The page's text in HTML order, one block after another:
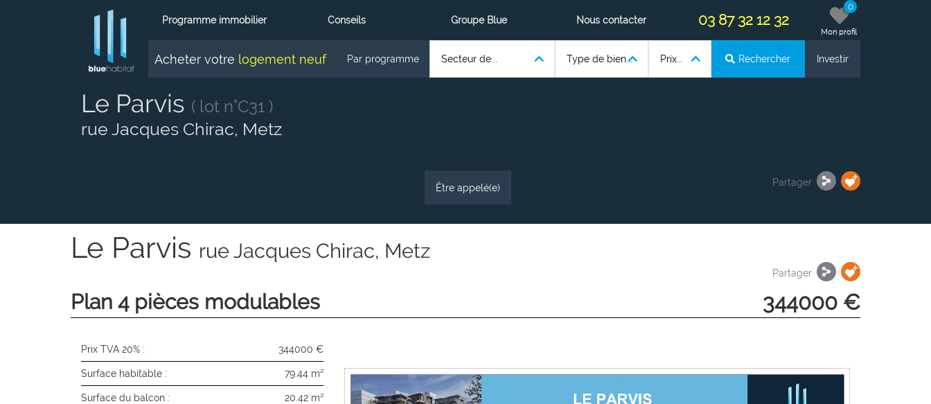
Programme immobilier Conseils Groupe Blue Nous contacter 03 87 32 12 32
0
Mon profil
Acheter votre logement neuf Par programme Secteur de... Type de bien... Prix... Rechercher Investir
Le Parvis ( lot n°C31 )
rue Jacques Chirac, Metz
Partager
Être appelé(e)
Partager
Le Parvis rue Jacques Chirac, Metz
Plan 4 pièces modulables 344000 €
Prix TVA 20% : 344000 €
Surface habitable : 79.44 m²
Surface du balcon : 20.42 m²